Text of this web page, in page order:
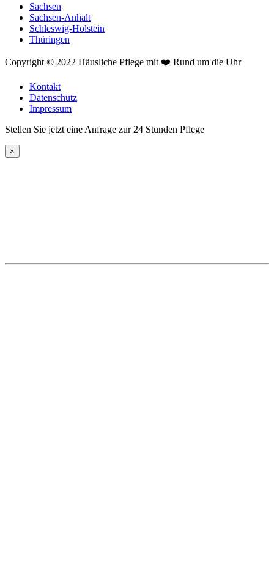
Sachsen
Sachsen-Anhalt
Schleswig-Holstein
Thüringen
Copyright © 2022 Häusliche Pflege mit ❤️ Rund um die Uhr
Kontakt
Datenschutz
Impressum
Stellen Sie jetzt eine Anfrage zur 24 Stunden Pflege
×